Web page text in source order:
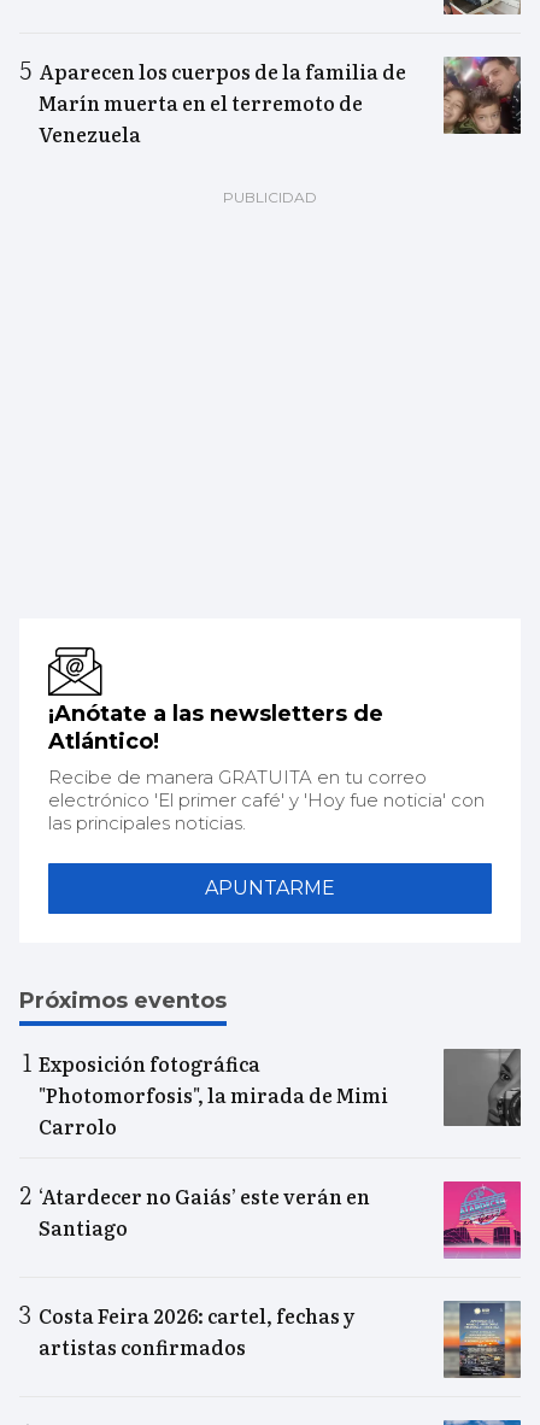
Aparecen los cuerpos de la familia de
Marín muerta en el terremoto de
Venezuela
¡Anótate a las newsletters de
Atlántico!
Recibe de manera GRATUITA en tu correo
electrónico 'El primer café' y 'Hoy fue noticia' con
las principales noticias.
APUNTARME
Próximos eventos
Exposición fotográfica
"Photomorfosis", la mirada de Mimi
Carrolo
‘Atardecer no Gaiás’ este verán en
Santiago
Costa Feira 2026: cartel, fechas y
artistas confirmados